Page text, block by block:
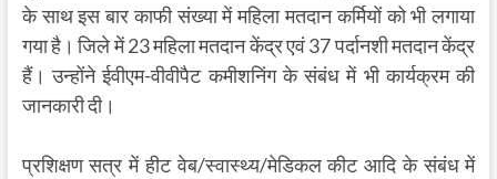
के साथ इस बार काफी संख्या में महिला मतदान कर्मियों को भी लगाया
गया है। जिले में 23 महिला मतदान केंद्र एवं 37 पर्दानशी मतदान केंद्र
हैं। उन्होंने ईवीएम-वीवीपैट कमीशनिंग के संबंध में भी कार्यक्रम की
जानकारी दी।
प्रशिक्षण सत्र में हीट वेब/स्वास्थ्य/मेडिकल कीट आदि के संबंध में